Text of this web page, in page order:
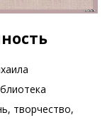
творчество,